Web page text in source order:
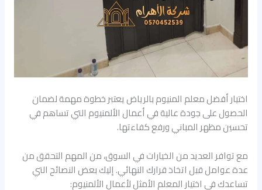
اختيار أفضل معلم المنيوم بالرياض يعتبر خطوة مهمة لضمان
الحصول على جودة عالية في أعمال الألمنيوم التي تساهم في
تحسين مظهر المباني ورفع كفاءتها.
مع توافر العديد من الخيارات في السوق، من المهم التحقق من
عدة عوامل قبل اتخاذ قرارك النهائي. إليك بعض النصائح التي
تساعدك في اختيار المعلم الأمثل لأعمال الألمنيوم: